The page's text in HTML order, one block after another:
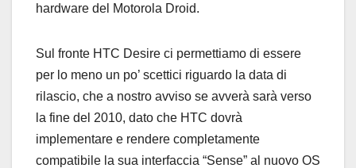
hardware del Motorola Droid.
Sul fronte HTC Desire ci permettiamo di essere
per lo meno un po’ scettici riguardo la data di
rilascio, che a nostro avviso se avverà sarà verso
la fine del 2010, dato che HTC dovrà
implementare e rendere completamente
compatibile la sua interfaccia “Sense” al nuovo OS